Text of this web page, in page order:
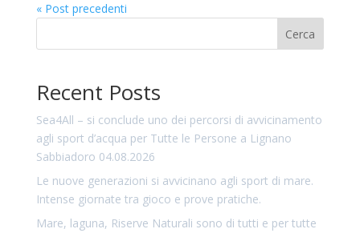
« Post precedenti
Cerca
Recent Posts
Sea4All – si conclude uno dei percorsi di avvicinamento
agli sport d’acqua per Tutte le Persone a Lignano
Sabbiadoro 04.08.2026
Le nuove generazioni si avvicinano agli sport di mare.
Intense giornate tra gioco e prove pratiche.
Mare, laguna, Riserve Naturali sono di tutti e per tutte